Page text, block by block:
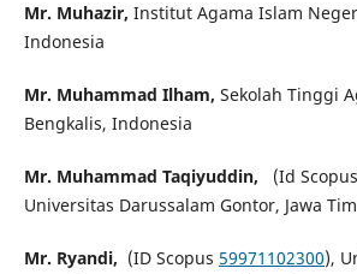
Mr. Muhazir, Institut Agama Islam
Indonesia
Mr. Muhammad Ilham, Sekolah Tinggi
Bengkalis, Indonesia
Mr. Muhammad Taqiyuddin, (Id
Universitas Darussalam Gontor, Jawa
Mr. Ryandi, (ID Scopus 59971102300),